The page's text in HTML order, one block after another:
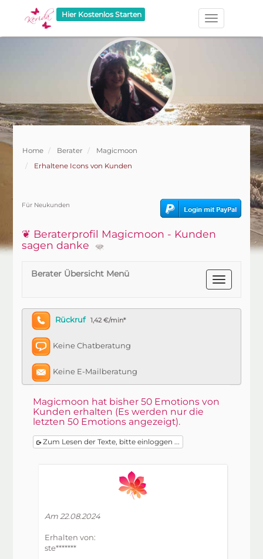
Hier Kostenlos Starten
Home Berater
Magicmoon
Erhaltene Icons von Kunden
Für Neukunden
❦ Beraterprofil Magicmoon - Kunden
sagen danke
Berater Übersicht Menü
Rückruf 1,42 €/min*
Keine Chatberatung
Keine E-Mailberatung
Magicmoon hat bisher 50 Emotions von
Kunden erhalten (Es werden nur die
letzten 50 Emotions angezeigt).
Zum Lesen der Texte, bitte einloggen ...
Am 22.08.2024
Erhalten von:
ste*******